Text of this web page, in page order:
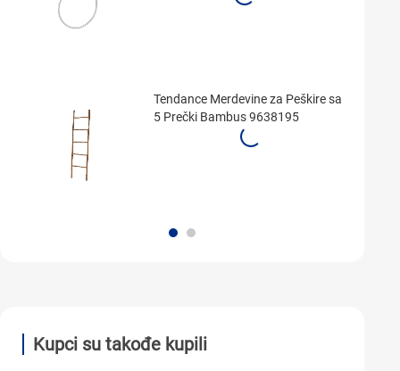
Tendance Merdevine za Peškire sa
5 Prečki Bambus 9638195
Kupci su takođe kupili